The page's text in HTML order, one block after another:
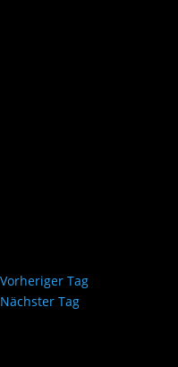
Vorheriger Tag
Nächster Tag